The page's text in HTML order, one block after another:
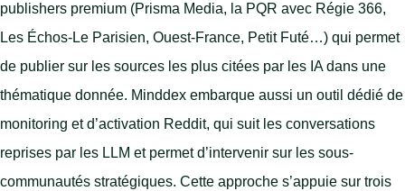
publishers premium (Prisma Media, la PQR avec Régie 366,
Les Échos-Le Parisien, Ouest-France, Petit Futé…) qui permet
de publier sur les sources les plus citées par les IA dans une
thématique donnée. Minddex embarque aussi un outil dédié de
monitoring et d’activation Reddit, qui suit les conversations
reprises par les LLM et permet d’intervenir sur les sous-
communautés stratégiques. Cette approche s’appuie sur trois